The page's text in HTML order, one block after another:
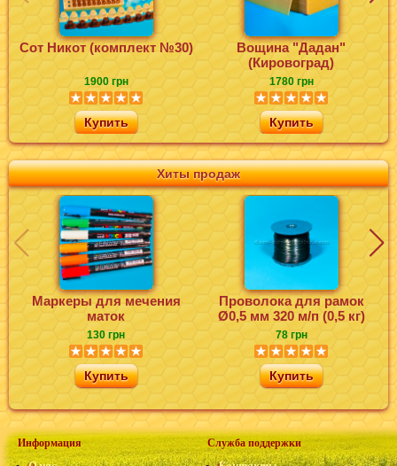
Хиты продаж
Маркеры для мечения
маток
130 грн
Купить
Проволока для рамок
Ø0,5 мм 320 м/п (0,5 кг)
78 грн
Купить
Сот Никот (комплект №30)
1900 грн
Купить
Вощина "Дадан"
(Кировоград)
1780 грн
Купить
Информация Служба поддержки